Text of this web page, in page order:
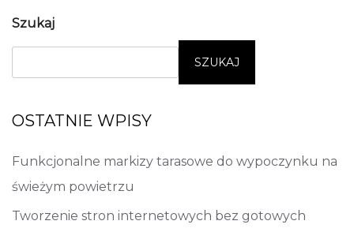
Szukaj
SZUKAJ
OSTATNIE WPISY
Funkcjonalne markizy tarasowe do wypoczynku na
świeżym powietrzu
Tworzenie stron internetowych bez gotowych